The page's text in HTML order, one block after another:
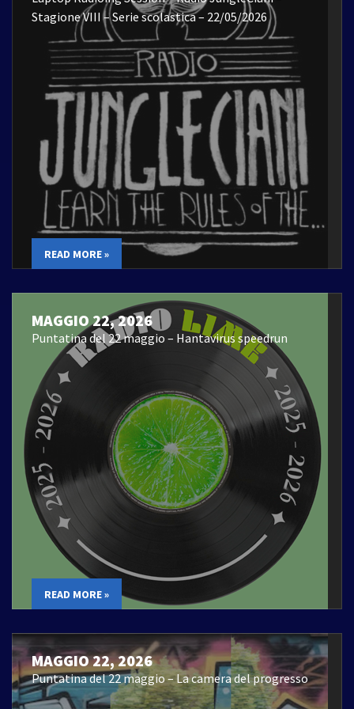
Stagione VIII – Serie scolastica – 22/05/2026
READ MORE »
MAGGIO 22, 2026
Puntatina del 22 maggio – Hantavirus speedrun
READ MORE »
MAGGIO 22, 2026
Puntatina del 22 maggio – La camera del progresso